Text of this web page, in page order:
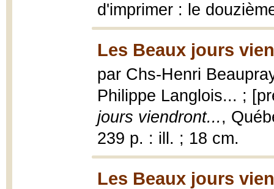
d'imprimer : le
Les Beaux jours
par Chs-Henri
Philippe Langlois... ;
jours viendront... ,
239 p. : ill. ; 18 cm.
Les Beaux jours